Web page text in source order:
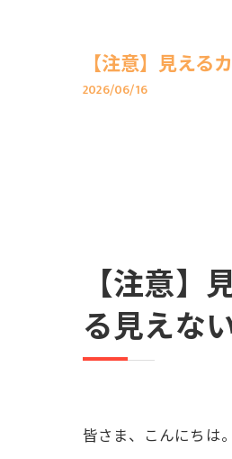
【注意】見え
2026/06/16
【注意
る見えな
皆さま、こんにちは